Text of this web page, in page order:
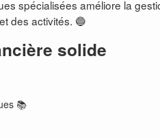
spécialisées améliore la
des activités. 🔵
solide
📚